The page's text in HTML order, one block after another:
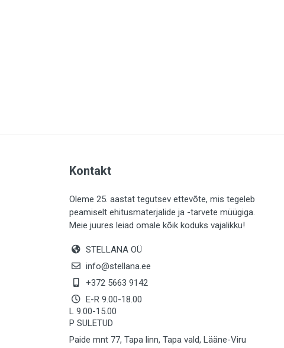
LIISTUD (183)
KIVID (31)
KATTED (132)
MAALRITARBED (1024)
SOOJUSTUS (15)
KEEMIA (220)
TÖÖRIIDED (117)
SAUN (8)
Kontakt
Oleme 25. aastat tegutsev ettevõte, mis tegeleb
peamiselt ehitusmaterjalide ja -tarvete müügiga.
Meie juures leiad omale kõik koduks vajalikku!
STELLANA OÜ
info@stellana.ee
+372 5663 9142
E-R 9.00-18.00
L 9.00-15.00
P SULETUD
Paide mnt 77, Tapa linn, Tapa vald, Lääne-Viru